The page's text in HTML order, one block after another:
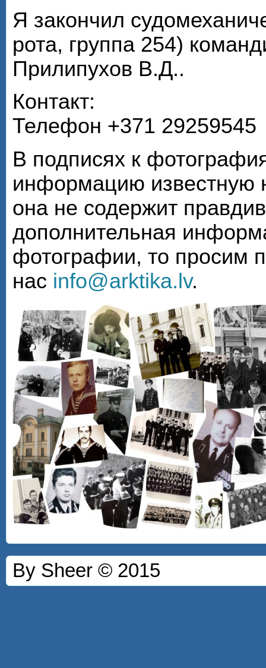
Я закончил
рота, группа 254)
Прилипухов В.Д..
Контакт:
Телефон +371 29259545
В подписях к
информацию известную
она не содержит
дополнительная
фотографии, то просим
нас info@arktika.lv.
By Sheer © 2015